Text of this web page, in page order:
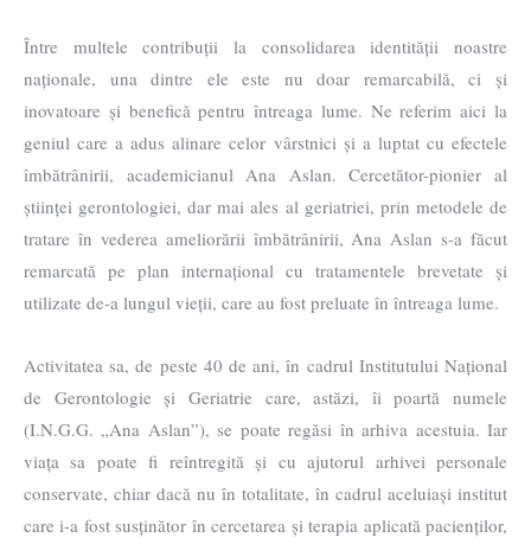
Între multele contribuții la consolidarea identității noastre
naționale, una dintre ele este nu doar remarcabilă, ci și
inovatoare și benefică pentru întreaga lume. Ne referim aici la
geniul care a adus alinare celor vârstnici și a luptat cu efectele
îmbătrânirii, academicianul Ana Aslan. Cercetător-pionier al
științei gerontologiei, dar mai ales al geriatriei, prin metodele de
tratare în vederea ameliorării îmbătrânirii, Ana Aslan s-a făcut
remarcată pe plan internațional cu tratamentele brevetate și
utilizate de-a lungul vieții, care au fost preluate în întreaga lume.
Activitatea sa, de peste 40 de ani, în cadrul Institutului Național
de Gerontologie și Geriatrie care, astăzi, îi poartă numele
(I.N.G.G. „Ana Aslan”), se poate regăsi în arhiva acestuia. Iar
viața sa poate fi reîntregită și cu ajutorul arhivei personale
conservate, chiar dacă nu în totalitate, în cadrul aceluiași institut
care i-a fost susținător în cercetarea și terapia aplicată pacienților,